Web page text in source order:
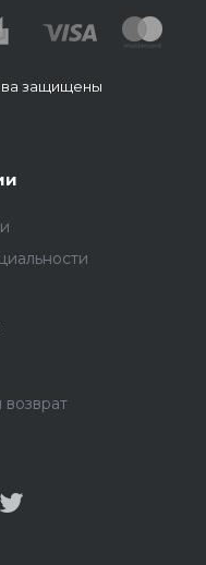
защищены